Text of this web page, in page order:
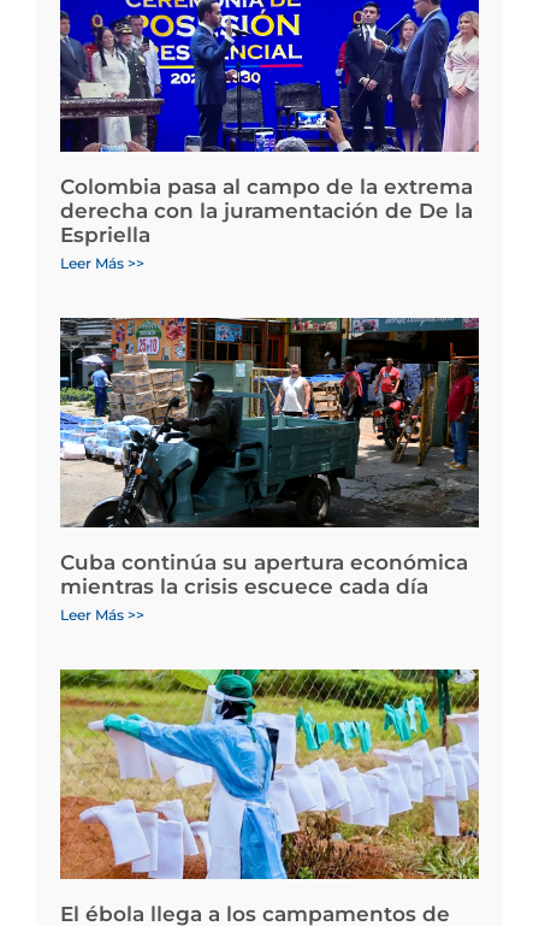
Colombia pasa al campo de la extrema
derecha con la juramentación de De la
Espriella
Leer Más >>
Cuba continúa su apertura económica
mientras la crisis escuece cada día
Leer Más >>
El ébola llega a los campamentos de